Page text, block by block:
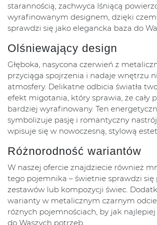
starannością, zachwyca lśniącą
wyrafinowanym designem, dzięki
sprawdzi się jako elegancka baza do
Olśniewający design
Głęboka, nasycona czerwień z
przyciąga spojrzenia i nadaje wnętrzu
atmosfery. Delikatne odbicia światła
efekt migotania, który sprawia, że cały
bardziej wyrafinowany. Ten
symbolizuje pasję i romantyczny
wpisuje się w nowoczesną, stylową
Różnorodność wariantów
W naszej ofercie znajdziecie również
tego pojemnika – świetnie sprawdzi
zestawów lub kompozycji świec.
warianty w metalicznym czarnym
różnych pojemnościach, by jak
do Waszych potrzeb.